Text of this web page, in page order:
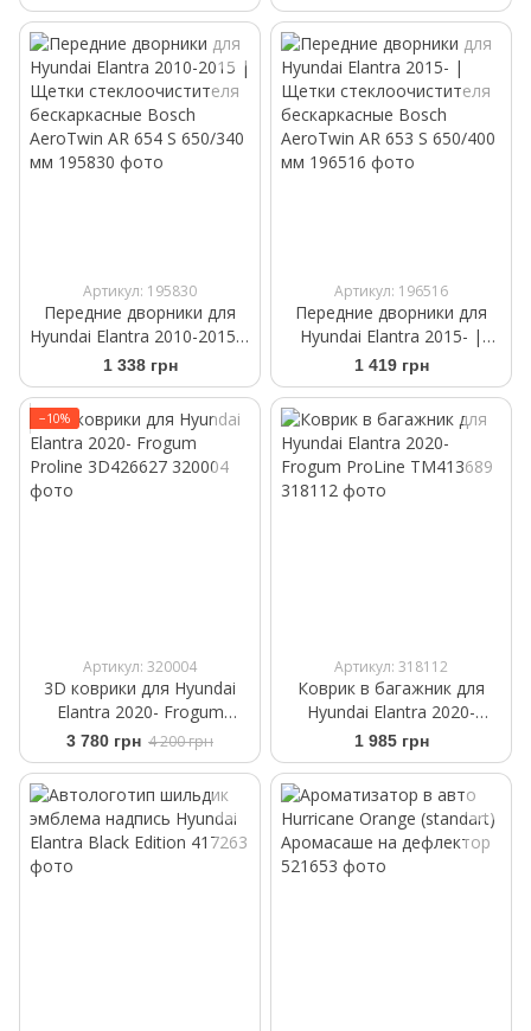
Артикул: 195830
Передние дворники для
Hyundai Elantra 2010-2015 |
Щетки стеклоочистителя
бескаркасные Bosch
AeroTwin AR 654 S 650/340
мм
1 338 грн
Артикул: 196516
Передние дворники для
Hyundai Elantra 2015- |
Щетки стеклоочистителя
бескаркасные Bosch
AeroTwin AR 653 S 650/400
мм
1 419 грн
−10%
Артикул: 320004
3D коврики для Hyundai
Elantra 2020- Frogum
Proline 3D426627
3 780 грн 4 200 грн
Артикул: 318112
Коврик в багажник для
Hyundai Elantra 2020-
Frogum ProLine TM413689
1 985 грн